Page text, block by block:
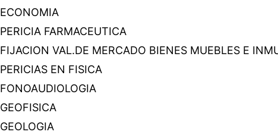
ECONOMIA
PERICIA FARMACEUTICA
FIJACION VAL.DE MERCADO BIENES MUEBLES E
PERICIAS EN FISICA
FONOAUDIOLOGIA
GEOFISICA
GEOLOGIA